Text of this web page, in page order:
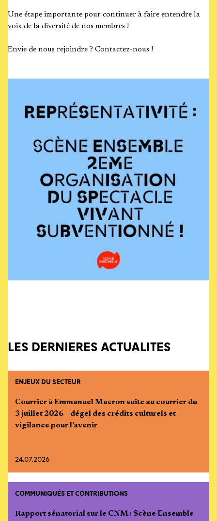
Une étape importante pour continuer à faire entendre la
voix de la diversité de nos membres !
Envie de nous rejoindre ? Contactez-nous !
LES DERNIÈRES ACTUALITÉS
ENJEUX DU SECTEUR
Courrier à Emmanuel Macron suite au courrier du
3 juillet 2026 – dégel des crédits culturels et
vigilance pour l’avenir
24.07.2026
COMMUNIQUÉS ET CONTRIBUTIONS
Rapport sénatorial sur le CNM : Scène Ensemble